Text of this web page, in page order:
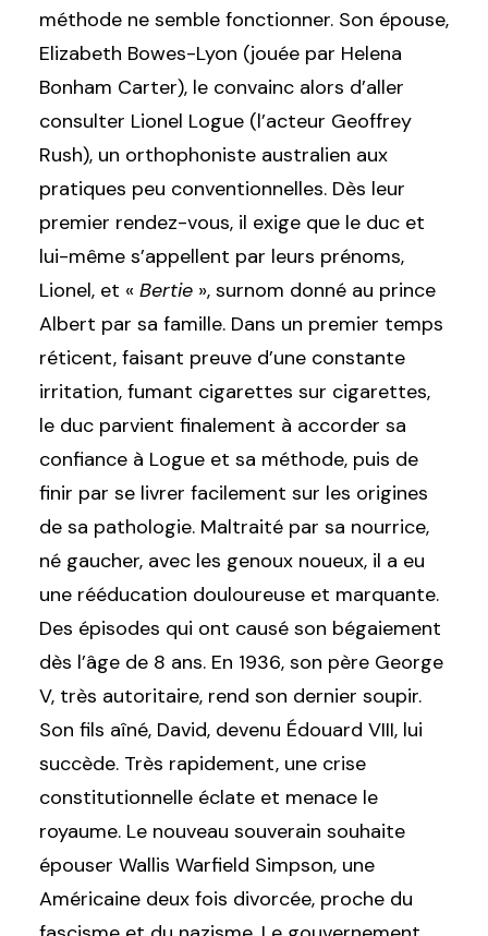
méthode ne semble fonctionner. Son épouse,
Elizabeth Bowes-Lyon (jouée par Helena
Bonham Carter), le convainc alors d’aller
consulter Lionel Logue (l’acteur Geoffrey
Rush), un orthophoniste australien aux
pratiques peu conventionnelles. Dès leur
premier rendez-vous, il exige que le duc et
lui-même s’appellent par leurs prénoms,
Lionel, et « Bertie », surnom donné au prince
Albert par sa famille. Dans un premier temps
réticent, faisant preuve d’une constante
irritation, fumant cigarettes sur cigarettes,
le duc parvient finalement à accorder sa
confiance à Logue et sa méthode, puis de
finir par se livrer facilement sur les origines
de sa pathologie. Maltraité par sa nourrice,
né gaucher, avec les genoux noueux, il a eu
une rééducation douloureuse et marquante.
Des épisodes qui ont causé son bégaiement
dès l’âge de 8 ans. En 1936, son père George
V, très autoritaire, rend son dernier soupir.
Son fils aîné, David, devenu Édouard VIII, lui
succède. Très rapidement, une crise
constitutionnelle éclate et menace le
royaume. Le nouveau souverain souhaite
épouser Wallis Warfield Simpson, une
Américaine deux fois divorcée, proche du